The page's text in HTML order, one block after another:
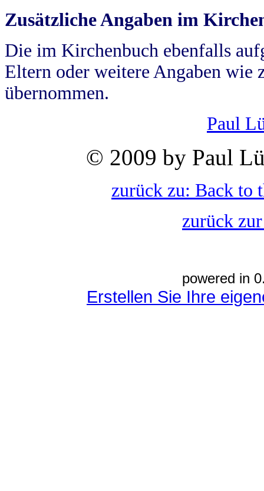
Zusätzliche Angaben im
Die im Kirchenbuch ebenfalls
Eltern oder weitere Angaben wie
übernommen.
Paul
© 2009 by Paul
zurück zu: Back to
zurück
powered in
Erstellen Sie Ihre